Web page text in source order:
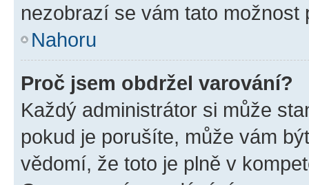
nezobrazí se vám tato
Nahoru
Proč jsem obdržel varování?
Každý administrátor si může
pokud je porušíte, může vám
vědomí, že toto je plně v